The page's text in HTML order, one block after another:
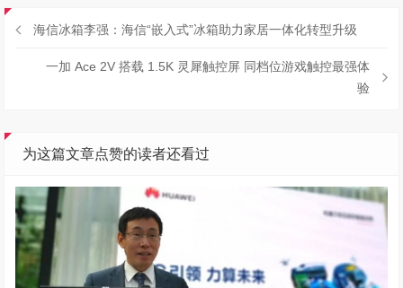
海信冰箱李强：海信“嵌入式”冰箱助力家居一体化转型升级
一加 Ace 2V 搭载 1.5K 灵犀触控屏 同档位游戏触控最强体
验
为这篇文章点赞的读者还看过